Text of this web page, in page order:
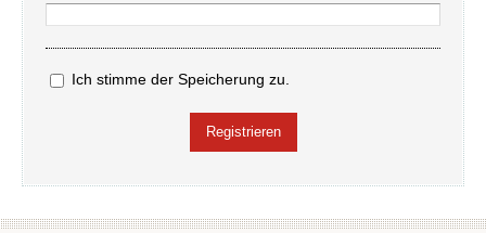
Ich stimme der Speicherung zu.